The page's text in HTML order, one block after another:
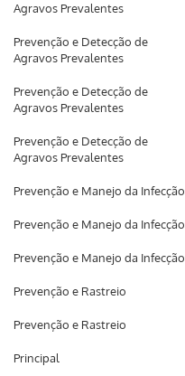
Agravos Prevalentes
Prevenção e Detecção de
Agravos Prevalentes
Prevenção e Detecção de
Agravos Prevalentes
Prevenção e Detecção de
Agravos Prevalentes
Prevenção e Manejo da Infecção
Prevenção e Manejo da Infecção
Prevenção e Manejo da Infecção
Prevenção e Rastreio
Prevenção e Rastreio
Principal